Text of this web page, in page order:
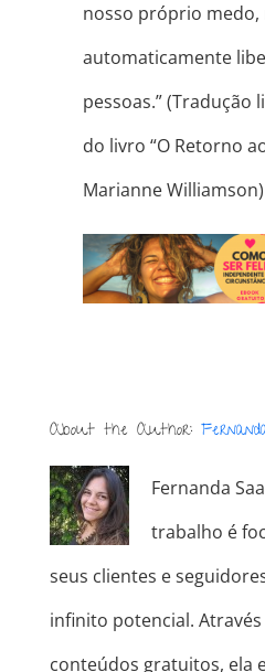
nosso próprio medo,
automaticamente
pessoas.” (Tradução
do livro “O Retorno
Marianne Williamson)
About the Author:
Fernanda
trabalho é
seus clientes e
infinito potencial.
conteúdos gratuitos, ela